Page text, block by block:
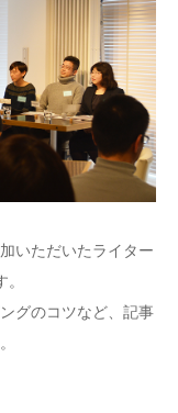
いただいたライター
グのコツなど、記事